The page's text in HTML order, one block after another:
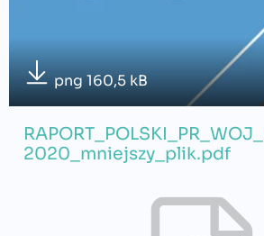
png 160,5 kB
2020_mniejszy_plik.pdf